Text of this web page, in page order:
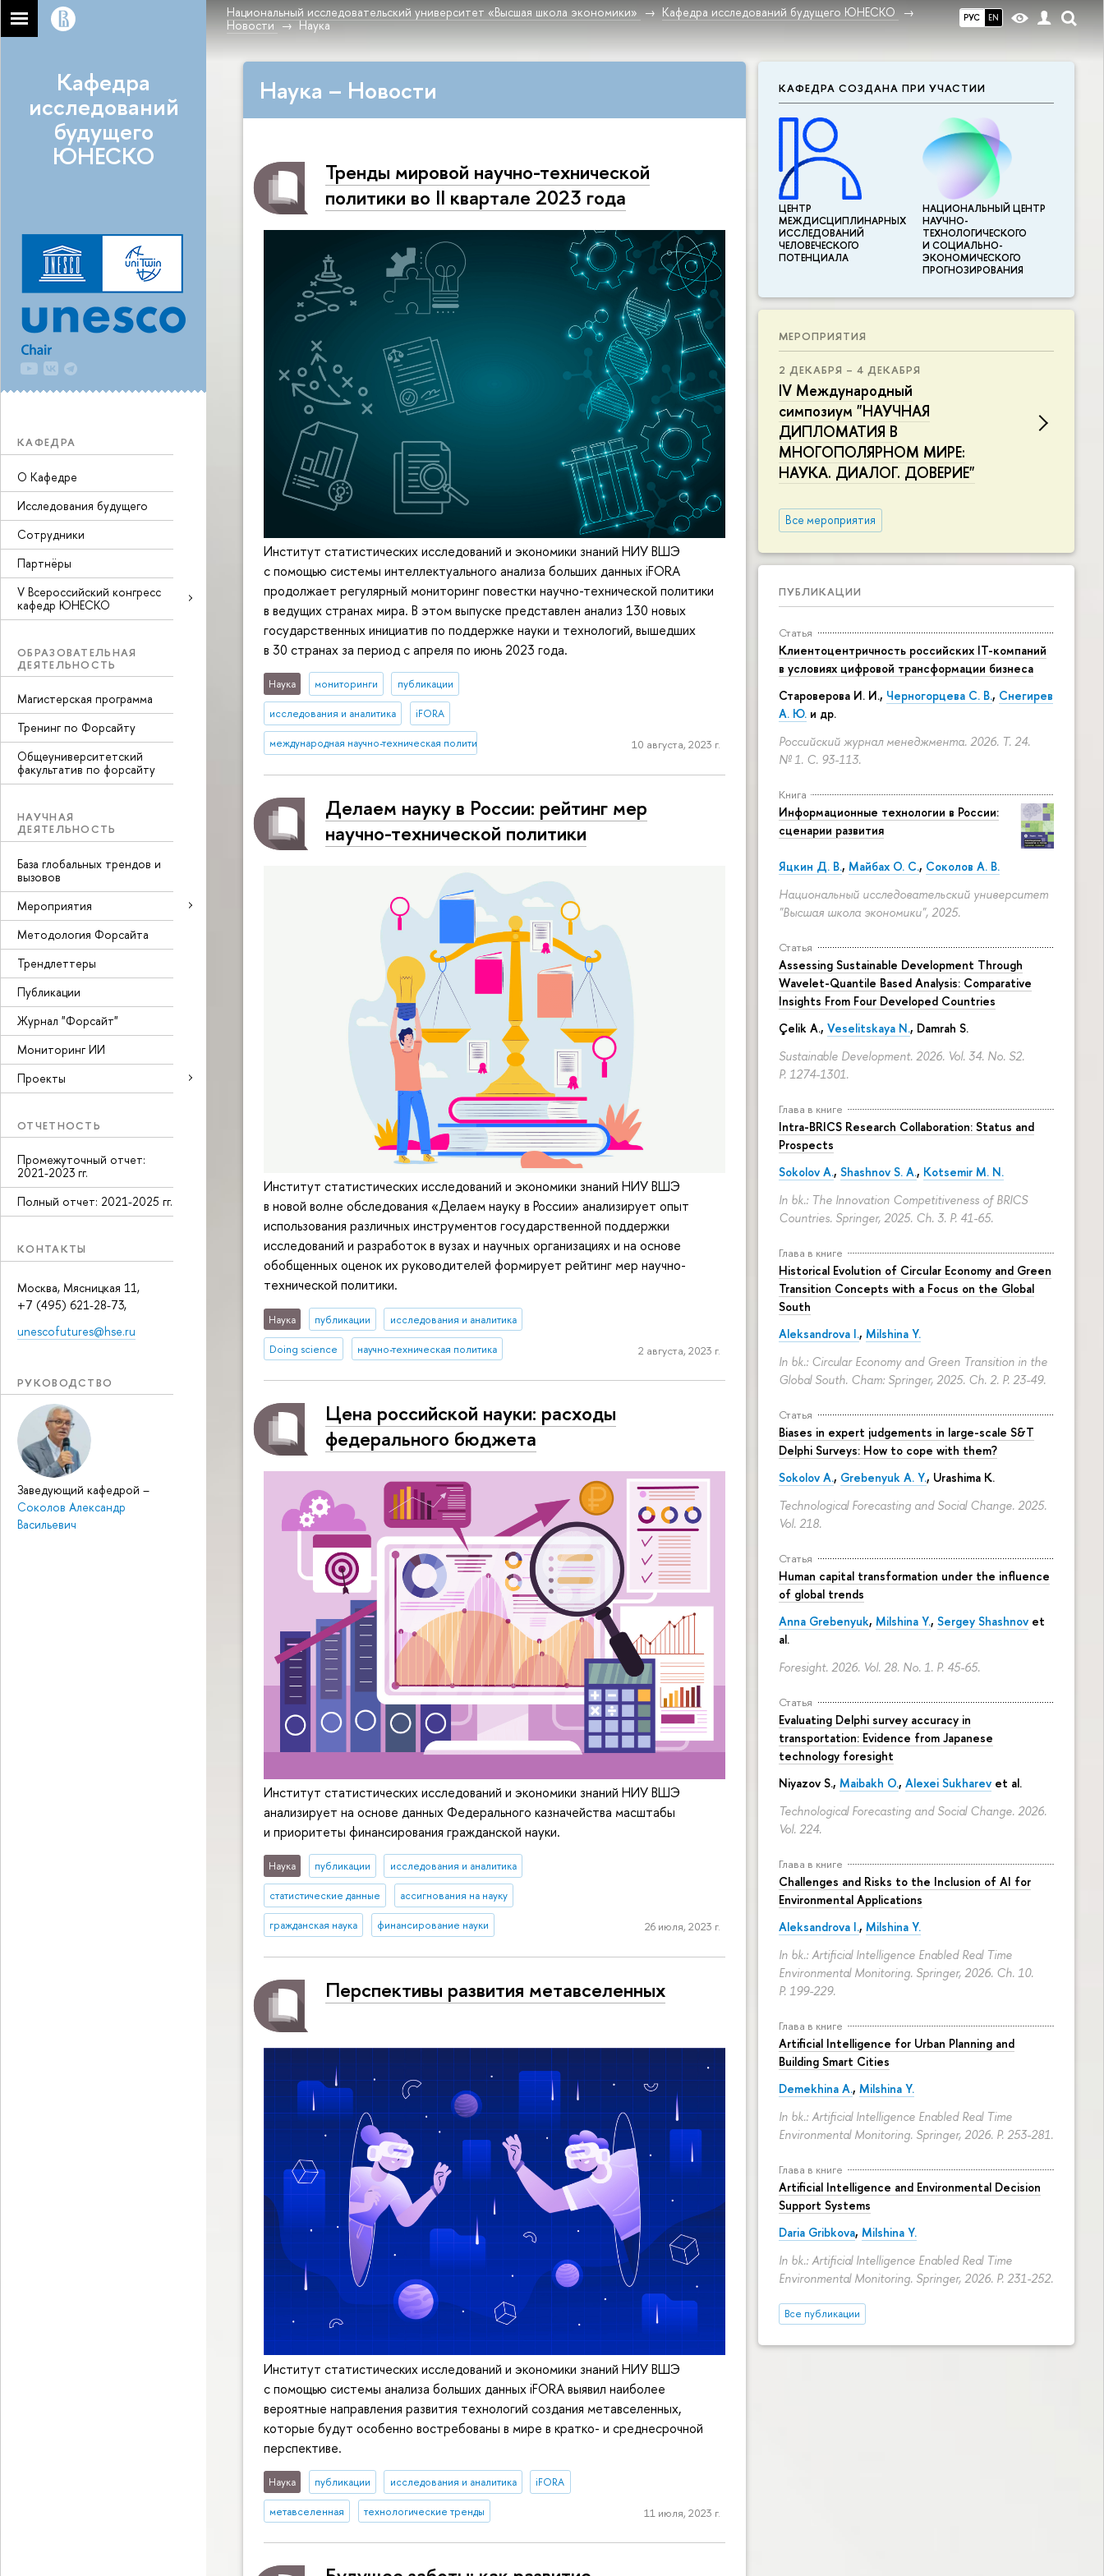
РУС EN
Национальный исследовательский университет «Высшая школа экономики»
Кафедра исследований будущего ЮНЕСКО
Новости
Наука
Кафедра
исследований
будущего
ЮНЕСКО
КАФЕДРА
О Кафедре
Исследования будущего
Сотрудники
Партнёры
V Всероссийский конгресс
кафедр ЮНЕСКО
ОБРАЗОВАТЕЛЬНАЯ
ДЕЯТЕЛЬНОСТЬ
Магистерская программа
Тренинг по Форсайту
Общеуниверситетский
факультатив по форсайту
НАУЧНАЯ
ДЕЯТЕЛЬНОСТЬ
База глобальных трендов и
вызовов
Мероприятия
Методология Форсайта
Трендлеттеры
Публикации
Журнал "Форсайт"
Мониторинг ИИ
Проекты
ОТЧЕТНОСТЬ
Промежуточный отчет:
2021-2023 гг.
Полный отчет: 2021-2025 гг.
КОНТАКТЫ
Москва, Мясницкая 11,
+7 (495) 621-28-73,
unescofutures@hse.ru
РУКОВОДСТВО
Заведующий кафедрой –
Соколов Александр
Васильевич
КАФЕДРА СОЗДАНА ПРИ УЧАСТИИ
ЦЕНТР
МЕЖДИСЦИПЛИНАР­НЫХ
ИССЛЕДОВАНИЙ
ЧЕЛОВЕЧЕСКОГО
ПОТЕНЦИАЛА
НАЦИОНАЛЬНЫЙ ЦЕНТР
НАУЧНО-
ТЕХНОЛОГИЧЕСКОГО
И СОЦИАЛЬНО-
ЭКОНОМИЧЕСКОГО
ПРОГНОЗИРОВАНИЯ
МЕРОПРИЯТИЯ
2 ДЕКАБРЯ – 4 ДЕКАБРЯ
IV Международный
симпозиум "НАУЧНАЯ
ДИПЛОМАТИЯ В
МНОГОПОЛЯРНОМ МИРЕ:
НАУКА. ДИАЛОГ. ДОВЕРИЕ"
Все мероприятия
ПУБЛИКАЦИИ
Статья
Клиентоцентричность российских IT-компаний
в условиях цифровой трансформации бизнеса
Староверова И. И., Черногорцева С. В., Снегирев
А. Ю. и др.
Российский журнал менеджмента. 2026. Т. 24.
№ 1. С. 93-113.
Книга
Информационные технологии в России:
сценарии развития
Яцкин Д. В., Майбах О. С., Соколов А. В.
Национальный исследовательский университет
"Высшая школа экономики", 2025.
Статья
Assessing Sustainable Development Through
Wavelet-Quantile Based Analysis: Comparative
Insights From Four Developed Countries
Çelik A., Veselitskaya N., Damrah S.
Sustainable Development. 2026. Vol. 34. No. S2.
P. 1274-1301.
Глава в книге
Intra-BRICS Research Collaboration: Status and
Prospects
Sokolov A., Shashnov S. A., Kotsemir M. N.
In bk.: The Innovation Competitiveness of BRICS
Countries. Springer, 2025. Ch. 3. P. 41-65.
Глава в книге
Historical Evolution of Circular Economy and Green
Transition Concepts with a Focus on the Global
South
Aleksandrova I., Milshina Y.
In bk.: Circular Economy and Green Transition in the
Global South. Cham: Springer, 2025. Ch. 2. P. 23-49.
Статья
Biases in expert judgements in large-scale S&T
Delphi Surveys: How to cope with them?
Sokolov A., Grebenyuk A. Y., Urashima K.
Technological Forecasting and Social Change. 2025.
Vol. 218.
Статья
Human capital transformation under the influence
of global trends
Anna Grebenyuk, Milshina Y., Sergey Shashnov et
al.
Foresight. 2026. Vol. 28. No. 1. P. 45-65.
Статья
Evaluating Delphi survey accuracy in
transportation: Evidence from Japanese
technology foresight
Niyazov S., Maibakh O., Alexei Sukharev et al.
Technological Forecasting and Social Change. 2026.
Vol. 224.
Глава в книге
Challenges and Risks to the Inclusion of AI for
Environmental Applications
Aleksandrova I., Milshina Y.
In bk.: Artificial Intelligence Enabled Real Time
Environmental Monitoring. Springer, 2026. Ch. 10.
P. 199-229.
Глава в книге
Artificial Intelligence for Urban Planning and
Building Smart Cities
Demekhina A., Milshina Y.
In bk.: Artificial Intelligence Enabled Real Time
Environmental Monitoring. Springer, 2026. P. 253-281.
Глава в книге
Artificial Intelligence and Environmental Decision
Support Systems
Daria Gribkova, Milshina Y.
In bk.: Artificial Intelligence Enabled Real Time
Environmental Monitoring. Springer, 2026. P. 231-252.
Все публикации
Наука – Новости
Тренды мировой научно-технической
политики во II квартале 2023 года
Институт статистических исследований и экономики знаний НИУ ВШЭ
с помощью системы интеллектуального анализа больших данных iFORA
продолжает регулярный мониторинг повестки научно-технической политики
в ведущих странах мира. В этом выпуске представлен анализ 130 новых
государственных инициатив по поддержке науки и технологий, вышедших
в 30 странах за период с апреля по июнь 2023 года.
Наука мониторинги публикации
исследования и аналитика iFORA
международная научно-техническая политика 10 августа, 2023 г.
Делаем науку в России: рейтинг мер
научно-технической политики
Институт статистических исследований и экономики знаний НИУ ВШЭ
в новой волне обследования «Делаем науку в России» анализирует опыт
использования различных инструментов государственной поддержки
исследований и разработок в вузах и научных организациях и на основе
обобщенных оценок их руководителей формирует рейтинг мер научно-
технической политики.
Наука публикации исследования и аналитика
Doing science научно-техническая политика 2 августа, 2023 г.
Цена российской науки: расходы
федерального бюджета
Институт статистических исследований и экономики знаний НИУ ВШЭ
анализирует на основе данных Федерального казначейства масштабы
и приоритеты финансирования гражданской науки.
Наука публикации исследования и аналитика
статистические данные ассигнования на науку
гражданская наука финансирование науки 26 июля, 2023 г.
Перспективы развития метавселенных
Институт статистических исследований и экономики знаний НИУ ВШЭ
с помощью системы анализа больших данных iFORA выявил наиболее
вероятные направления развития технологий создания метавселенных,
которые будут особенно востребованы в мире в кратко- и среднесрочной
перспективе.
Наука публикации исследования и аналитика iFORA
метавселенная технологические тренды 11 июля, 2023 г.